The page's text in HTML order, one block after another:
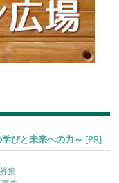
びと未来への力～ [PR]
集